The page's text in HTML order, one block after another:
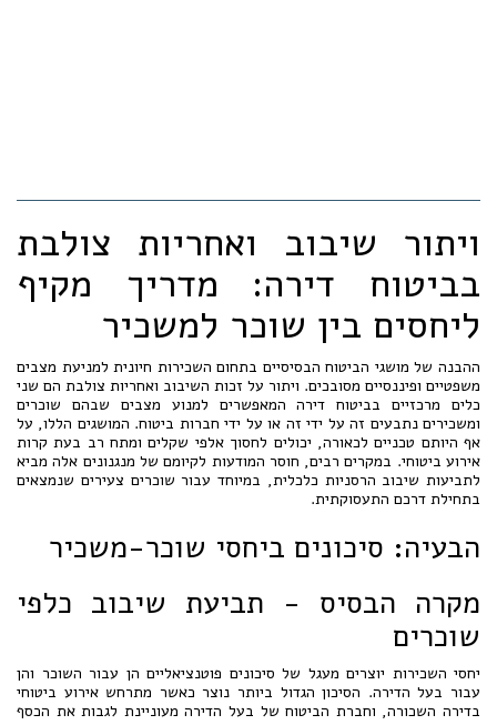
ויתור שיבוב ואחריות צולבת
בביטוח דירה: מדריך מקיף
ליחסים בין שוכר למשכיר
ההבנה של מושגי הביטוח הבסיסיים בתחום השכירות חיונית למניעת מצבים
משפטיים ופיננסיים מסובכים. ויתור על זכות השיבוב ואחריות צולבת הם שני
כלים מרכזיים בביטוח דירה המאפשרים למנוע מצבים שבהם שוכרים
ומשכירים נתבעים זה על ידי זה או על ידי חברות ביטוח. המושגים הללו, על
אף היותם טכניים לכאורה, יכולים לחסוך אלפי שקלים ומתח רב בעת קרות
אירוע ביטוחי. במקרים רבים, חוסר המודעות לקיומם של מנגנונים אלה מביא
לתביעות שיבוב הרסניות כלכלית, במיוחד עבור שוכרים צעירים שנמצאים
בתחילת דרכם התעסוקתית.
הבעיה: סיכונים ביחסי שוכר-משכיר
מקרה הבסיס - תביעת שיבוב כלפי
שוכרים
יחסי השכירות יוצרים מעגל של סיכונים פוטנציאליים הן עבור השוכר והן
עבור בעל הדירה. הסיכון הגדול ביותר נוצר כאשר מתרחש אירוע ביטוחי
בדירה השכורה, וחברת הביטוח של בעל הדירה מעוניינת לגבות את הכסף